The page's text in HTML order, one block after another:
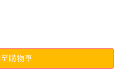
至購物車